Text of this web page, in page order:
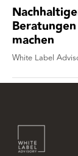
machen
White Label